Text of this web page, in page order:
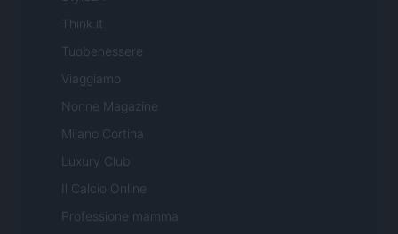
Think.it
Tuobenessere
Viaggiamo
Nonne Magazine
Milano Cortina
Luxury Club
Il Calcio Online
Professione mamma